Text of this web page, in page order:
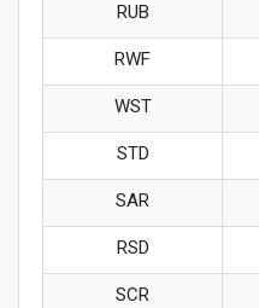
RUB
RWF
WST
STD
SAR
RSD
SCR